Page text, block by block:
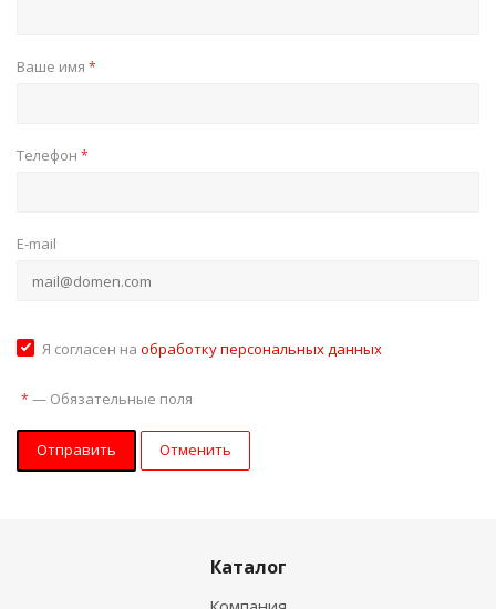
Ваше имя *
Телефон *
E-mail
Я согласен на обработку персональных данных
* — Обязательные поля
Отменить
Каталог